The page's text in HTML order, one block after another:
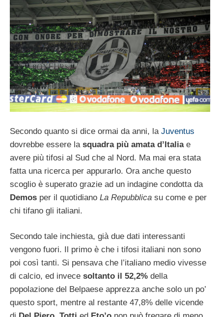
Secondo quanto si dice ormai da anni, la Juventus
dovrebbe essere la squadra più amata d’Italiae
avere più tifosi al Sud che al Nord. Ma mai era stata
fatta una ricerca per appurarlo. Ora anche questo
scoglio è superato grazie ad un indagine condotta da
Demos per il quotidiano La Repubblica su come e per
chi tifano gli italiani.
Secondo tale inchiesta, già due dati interessanti
vengono fuori. Il primo è che i tifosi italiani non sono
poi così tanti. Si pensava che l’italiano medio vivesse
di calcio, ed invece soltanto il 52,2% della
popolazione del Belpaese apprezza anche solo un po’
questo sport, mentre al restante 47,8% delle vicende